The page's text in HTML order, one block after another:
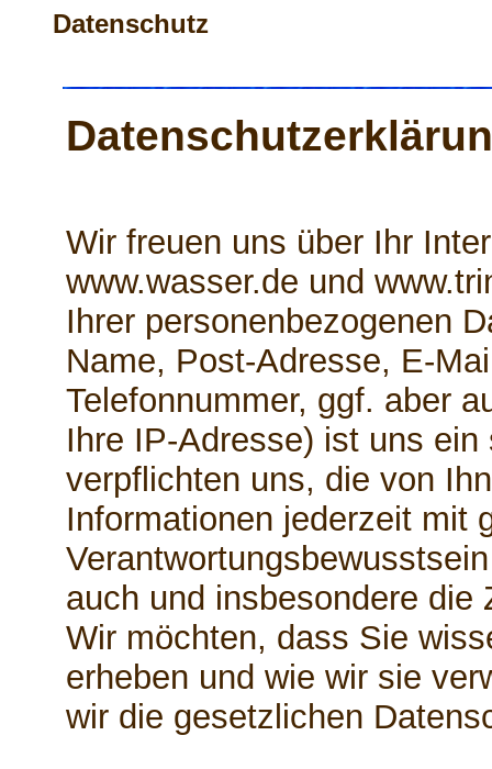
Datenschutz
Wir freuen uns über Ihr
www.wasser.de und
Ihrer personenbezogenen
Name, Post-Adresse, E-
Telefonnummer, ggf. aber
Ihre IP-Adresse) ist uns
verpflichten uns, die von
Informationen jederzeit mit
auch und insbesondere die
Wir möchten, dass Sie
erheben und wie wir sie
wir die gesetzlichen